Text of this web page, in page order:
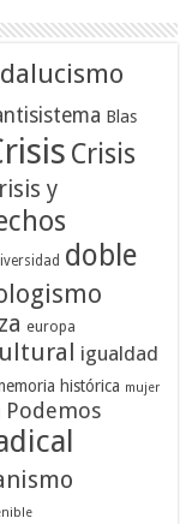
Blas
Crisis
y
doble
europa
igualdad
histórica mujer
Podemos